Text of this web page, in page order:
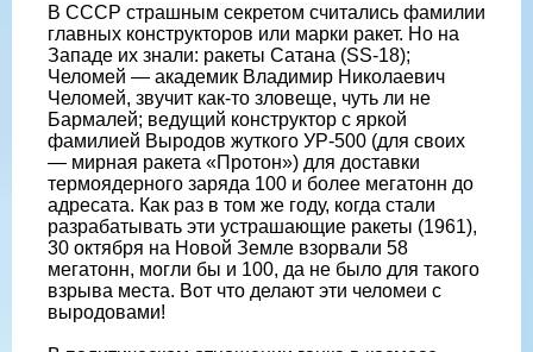
В СССР страшным секретом считались фамилии
главных конструкторов или марки ракет. Но на
Западе их знали: ракеты Сатана (SS-18);
Челомей — академик Владимир Николаевич
Челомей, звучит как-то зловеще, чуть ли не
Бармалей; ведущий конструктор с яркой
фамилией Выродов жуткого УР-500 (для своих
— мирная ракета «Протон») для доставки
термоядерного заряда 100 и более мегатонн до
адресата. Как раз в том же году, когда стали
разрабатывать эти устрашающие ракеты (1961),
30 октября на Новой Земле взорвали 58
мегатонн, могли бы и 100, да не было для такого
взрыва места. Вот что делают эти челомеи с
выродовами!